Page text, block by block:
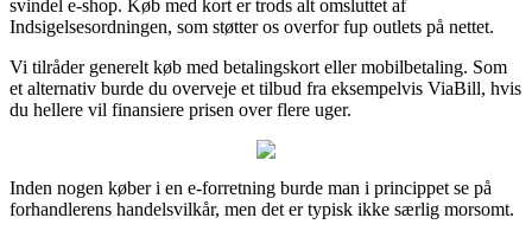
svindel e-shop. Køb med kort er trods alt omsluttet af
Indsigelsesordningen, som støtter os overfor fup outlets på nettet.
Vi tilråder generelt køb med betalingskort eller mobilbetaling. Som
et alternativ burde du overveje et tilbud fra eksempelvis ViaBill, hvis
du hellere vil finansiere prisen over flere uger.
Inden nogen køber i en e-forretning burde man i princippet se på
forhandlerens handelsvilkår, men det er typisk ikke særlig morsomt.